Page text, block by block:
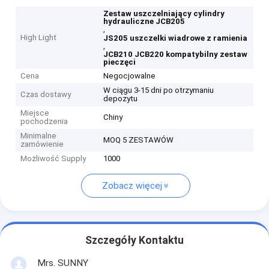
High Light
Zestaw uszczelniający cylindry
hydrauliczne JCB205
,
JS205 uszczelki wiadrowe z ramienia
,
JCB210 JCB220 kompatybilny zestaw
pieczęci
Cena
Negocjowalne
Czas dostawy
W ciągu 3-15 dni po otrzymaniu
depozytu
Miejsce
pochodzenia
Chiny
Minimalne
zamówienie
MOQ 5 ZESTAWÓW
Możliwość Supply 1000
Zobacz więcej
Szczegóły Kontaktu
Mrs. SUNNY